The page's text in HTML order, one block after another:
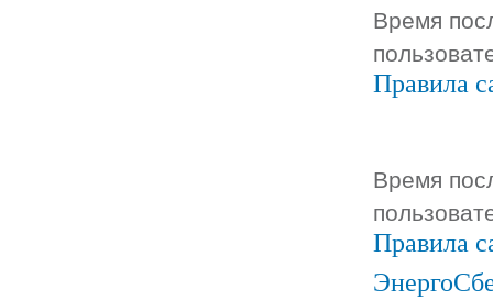
Время
Правила
Время
Правила